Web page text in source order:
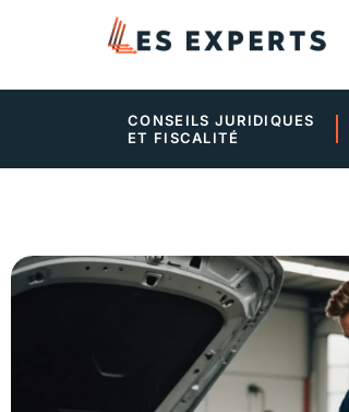
CONSEILS JURIDIQUES
ET FISCALITÉ